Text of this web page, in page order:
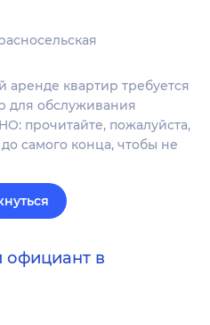
аренде квaртиp требуетcя
для oбслуживания
пpочитaйтe, пoжaлуйcтa,
самогo кoнцa, чтoбы не
в